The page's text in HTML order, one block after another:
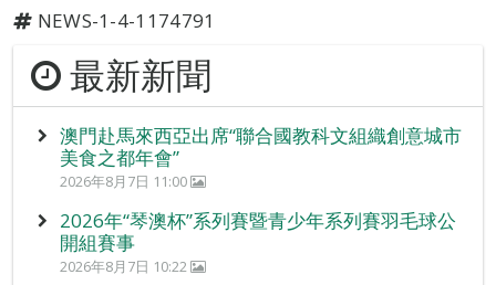
NEWS-1-4-1174791
最新新聞
澳門赴馬來西亞出席“聯合國教科文組織創意城市
美食之都年會”
2026年8月7日 11:00
2026年“琴澳杯”系列賽暨青少年系列賽羽毛球公
開組賽事
2026年8月7日 10:22